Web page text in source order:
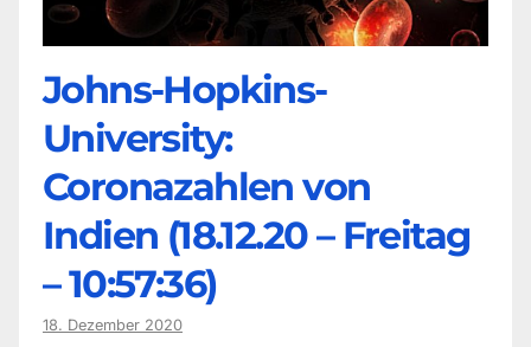
Johns-Hopkins-
University:
Coronazahlen von
Indien (18.12.20 – Freitag
– 10:57:36)
18. Dezember 2020